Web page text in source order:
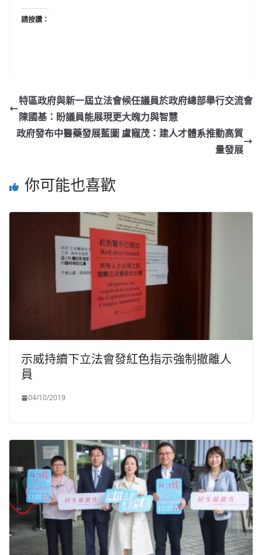
請按讚：
特區政府與新一屆立法會候任議員於政府總部舉行交流會
陳國基：盼議員能展現更大魄力與智慧
政府發布中醫藥發展藍圖 盧寵茂：建人才體系推動高質
量發展
你可能也喜歡
示威持續下立法會發紅色指示強制撤離人
員
04/10/2019